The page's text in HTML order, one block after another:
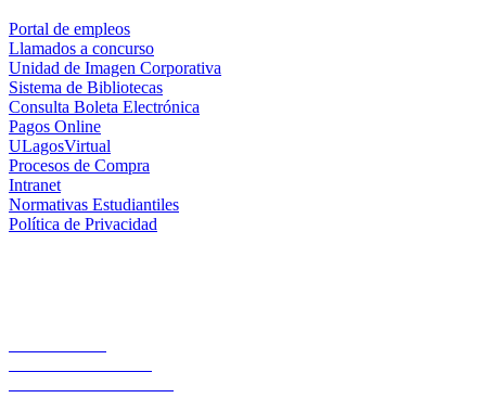
Portal de empleos
Llamados a concurso
Unidad de Imagen Corporativa
Sistema de Bibliotecas
Consulta Boleta Electrónica
Pagos Online
ULagosVirtual
Procesos de Compra
Intranet
Normativas Estudiantiles
Política de Privacidad